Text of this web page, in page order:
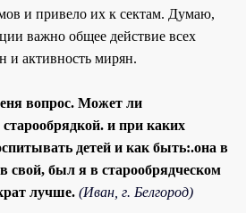
и привело их к сектам. Думаю,
важно общее действие всех
и активность мирян.
вопрос. Может ли
и при каких
детей и как быть:.она в
свой, был я в старообрядческом
лучше. (Иван, г. Белгород)